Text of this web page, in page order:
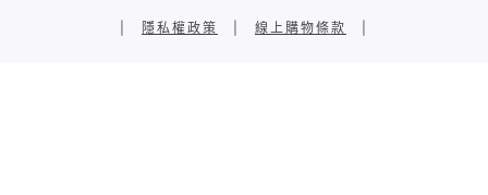
隱私權政策 線上購物條款